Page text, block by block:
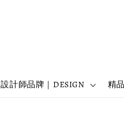
設計師品牌｜DESIGN 精